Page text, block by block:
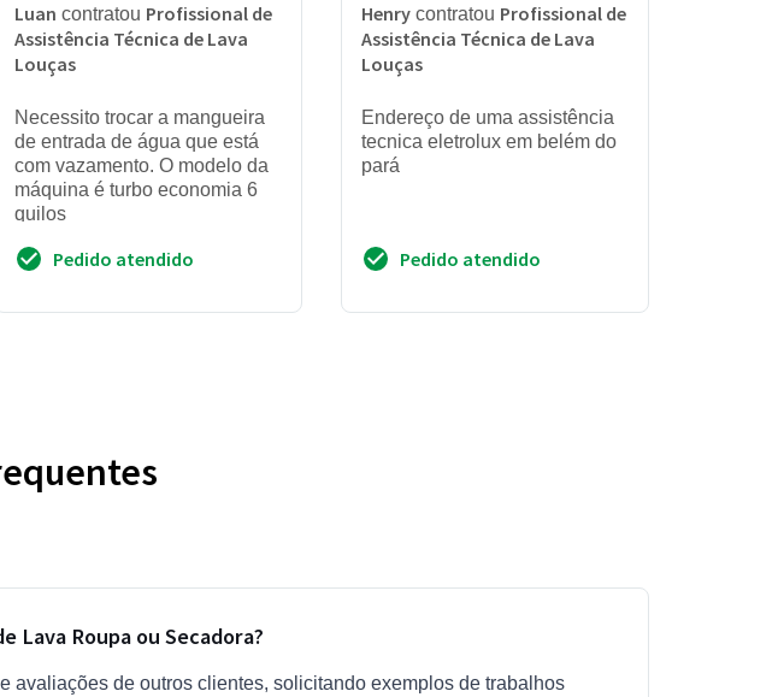
Luan contratou Profissional de
Assistência Técnica de Lava
Louças
Necessito trocar a mangueira
de entrada de água que está
com vazamento. O modelo da
máquina é turbo economia 6
quilos
Pedido atendido
Henry contratou Profissional de
Assistência Técnica de Lava
Louças
Endereço de uma assistência
tecnica eletrolux em belém do
pará
Pedido atendido
Lava Roupa ou Secadora?
avaliações de outros clientes, solicitando exemplos de trabalhos